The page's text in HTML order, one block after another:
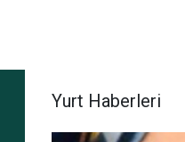
Yurt Haberleri